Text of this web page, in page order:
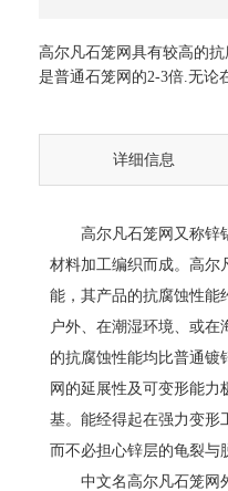
高尔凡石笼网具有较高的
是普通石笼网的2-3倍.无
详细信息
高尔凡石笼网又称锌铝
材料加工编织而成。高尔
能，其产品的抗腐蚀性能
户外、在潮湿环境、或
的抗腐蚀性能均比普通镀
网的延展性及可变形能力
基。能经得起在强力变形
而不必担心锌层的龟裂与
中文名高尔凡石笼网外